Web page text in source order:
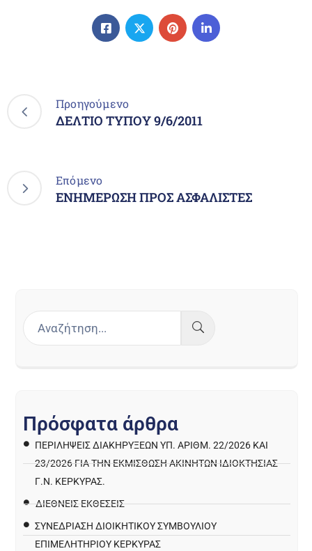
Προηγούμενο
ΔΕΛΤΙΟ ΤΥΠΟΥ 9/6/2011
Επόμενο
ΕΝΗΜΕΡΩΣΗ ΠΡΟΣ ΑΣΦΑΛΙΣΤΕΣ
Πρόσφατα άρθρα
ΠΕΡΙΛΉΨΕΙΣ ΔΙΑΚΗΡΎΞΕΩΝ ΥΠ. ΑΡΙΘΜ. 22/2026 ΚΑΙ
23/2026 ΓΙΑ ΤΗΝ ΕΚΜΊΣΘΩΣΗ ΑΚΙΝΉΤΩΝ ΙΔΙΟΚΤΗΣΊΑΣ
Γ.Ν. ΚΈΡΚΥΡΑΣ.
ΔΙΕΘΝΕΙΣ ΕΚΘΕΣΕΙΣ
ΣΥΝΕΔΡΙΑΣΗ ΔΙΟΙΚΗΤΙΚΟΥ ΣΥΜΒΟΥΛΙΟΥ
ΕΠΙΜΕΛΗΤΗΡΙΟΥ ΚΕΡΚΥΡΑΣ